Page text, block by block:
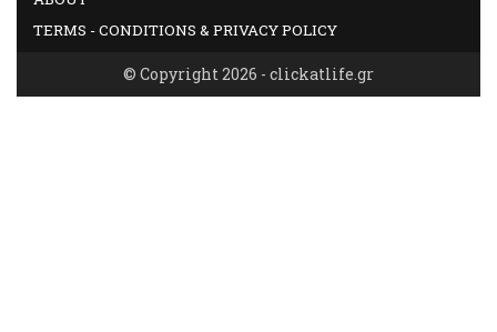
TERMS - CONDITIONS & PRIVACY POLICY
© Copyright 2026 - clickatlife.gr